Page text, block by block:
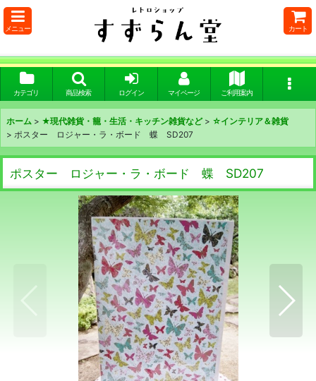
メニュー カート
カテゴリ 商品検索 ログイン マイページ ご利用案内
ホーム > ★現代雑貨・籠・生活・キッチン雑貨など > ☆インテリア＆雑貨
> ポスター ロジャー・ラ・ボード 蝶 SD207
ポスター ロジャー・ラ・ボード 蝶 SD207